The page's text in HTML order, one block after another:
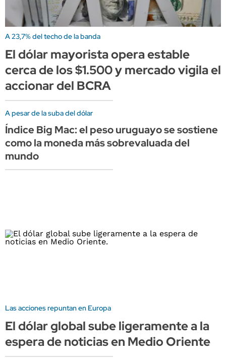
A 23,7% del techo de la banda
El dólar mayorista opera estable
cerca de los $1.500 y mercado vigila el
accionar del BCRA
A pesar de la suba del dólar
Índice Big Mac: el peso uruguayo se sostiene
como la moneda más sobrevaluada del
mundo
Las acciones repuntan en Europa
El dólar global sube ligeramente a la
espera de noticias en Medio Oriente